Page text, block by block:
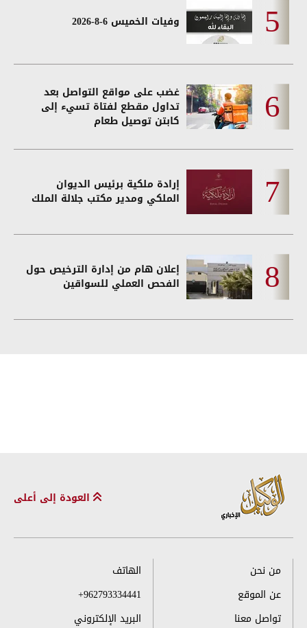
وفيات الخميس 6-8-2026
غضب على مواقع التواصل بعد
تداول مقطع لفتاة تسيء إلى
كابتن توصيل طعام
إرادة ملكية برئيس الديوان
الملكي ومدير مكتب جلالة الملك
إعلان هام من إدارة الترخيص حول
الفحص العملي للسواقين
العودة إلى أعلى
من نحن
عن الموقع
تواصل معنا
الهاتف
+962793334441
البريد الإلكتروني